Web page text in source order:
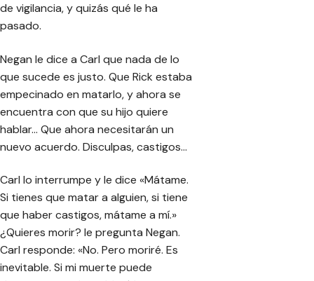
de vigilancia, y quizás qué le ha
pasado.
Negan le dice a Carl que nada de lo
que sucede es justo. Que Rick estaba
empecinado en matarlo, y ahora se
encuentra con que su hijo quiere
hablar… Que ahora necesitarán un
nuevo acuerdo. Disculpas, castigos…
Carl lo interrumpe y le dice «Mátame.
Si tienes que matar a alguien, si tiene
que haber castigos, mátame a mí.»
¿Quieres morir? le pregunta Negan.
Carl responde: «No. Pero moriré. Es
inevitable. Si mi muerte puede